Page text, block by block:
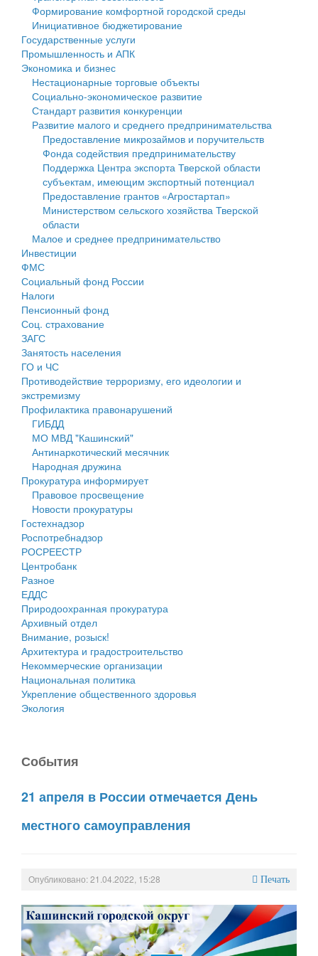
Государственные услуги
Промышленность и АПК
Экономика и бизнес
Символика
Устав
Гостям округа
Туризм
Культура
Образование
Здравоохранение
Социальная защита
Фотоальбом
муниципального округа Тверской области
Администрация Кашинского муниципального округа
Тверской области
Управление сельскими территориями
Открытые данные
Работа с обращениями граждан
Муниципальный контроль
Муниципальные услуги
Проекты административных регламентов
Антимонопольный комплаенс
Противодействие коррупции
Финансовое управление
Бюджет для граждан
Имущество
Выявление правообладателей ранее учтенных
объектов недвижимости
Имущественная поддержка субъектов малого и
среднего предпринимательства
Информационная поддержка субъектов малого и
среднего предпринимательства
Муниципальные программы
Контрольно-счетная палата
Персональные данные
Оценка регулирующего воздействия
Деятельность МУ
Нормативы градостроительного проектирования
Правила землепользования и застройки
Генеральные планы
Проекты планировки территории
Собрание депутатов
Городское поселение
Сельские поселения
Формирование комфортной городской среды
Инициативное бюджетирование
Государственные услуги
Промышленность и АПК
Экономика и бизнес
Нестационарные торговые объекты
Социально-экономическое развитие
Стандарт развития конкуренции
Развитие малого и среднего предпринимательства
Предоставление микрозаймов и поручительств
Фонда содействия предпринимательству
Поддержка Центра экспорта Тверской области
субъектам, имеющим экспортный потенциал
Предоставление грантов «Агростартап»
Министерством сельского хозяйства Тверской
области
Малое и среднее предпринимательство
Инвестиции
ФМС
Социальный фонд России
Налоги
Пенсионный фонд
Соц. страхование
ЗАГС
Занятость населения
ГО и ЧС
Противодействие терроризму, его идеологии и
экстремизму
Профилактика правонарушений
ГИБДД
МО МВД "Кашинский"
Антинаркотический месячник
Народная дружина
Прокуратура информирует
Правовое просвещение
Новости прокуратуры
Гостехнадзор
Роспотребнадзор
РОСРЕЕСТР
Центробанк
Разное
ЕДДС
Природоохранная прокуратура
Архивный отдел
Внимание, розыск!
Архитектура и градостроительство
Некоммерческие организации
Национальная политика
Укрепление общественного здоровья
Экология
События
21 апреля в России отмечается День
местного самоуправления
Опубликовано: 21.04.2022, 15:28 Печать